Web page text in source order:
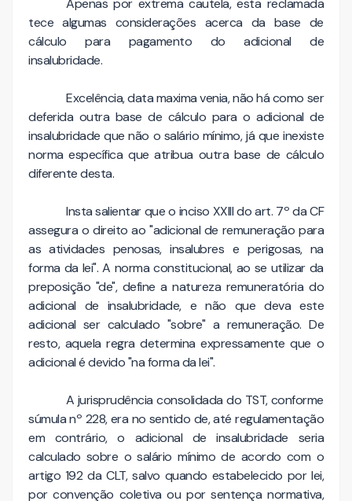
Apenas por extrema cautela, esta reclamada
tece algumas considerações acerca da base de
cálculo para pagamento do adicional de
insalubridade.
Excelência, data maxima venia, não há como ser
deferida outra base de cálculo para o adicional de
insalubridade que não o salário mínimo, já que inexiste
norma específica que atribua outra base de cálculo
diferente desta.
Insta salientar que o inciso XXIII do art. 7º da CF
assegura o direito ao "adicional de remuneração para
as atividades penosas, insalubres e perigosas, na
forma da lei". A norma constitucional, ao se utilizar da
preposição "de", define a natureza remuneratória do
adicional de insalubridade, e não que deva este
adicional ser calculado "sobre" a remuneração. De
resto, aquela regra determina expressamente que o
adicional é devido "na forma da lei".
A jurisprudência consolidada do TST, conforme
súmula nº 228, era no sentido de, até regulamentação
em contrário, o adicional de insalubridade seria
calculado sobre o salário mínimo de acordo com o
artigo 192 da CLT, salvo quando estabelecido por lei,
por convenção coletiva ou por sentença normativa,